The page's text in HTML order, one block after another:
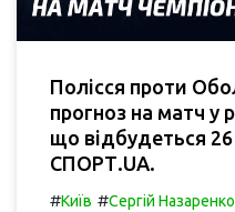
Полісся проти
прогноз на матч у
що відбудеться 26
СПОРТ.UA.
#Київ #Сергій Назаренко